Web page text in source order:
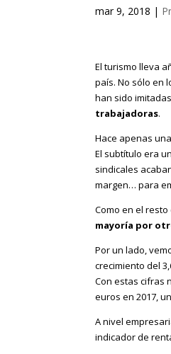
mar 9, 2018 |
El turismo lleva
país. No sólo en
han sido
trabajadoras.
Hace apenas
El subtítulo era
sindicales
margen… para
Como en el
mayoría por
Por un lado,
crecimiento del
Con estas cifras
euros en 2017,
A nivel
indicador de